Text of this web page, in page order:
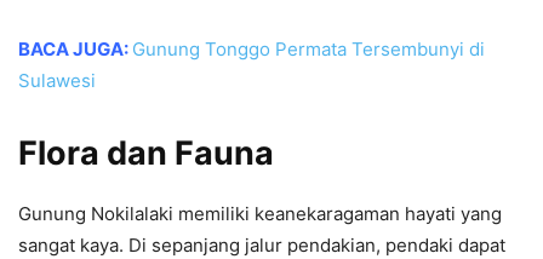
BACA JUGA: Gunung Tonggo Permata Tersembunyi di
Sulawesi
Flora dan Fauna
Gunung Nokilalaki memiliki keanekaragaman hayati yang
sangat kaya. Di sepanjang jalur pendakian, pendaki dapat